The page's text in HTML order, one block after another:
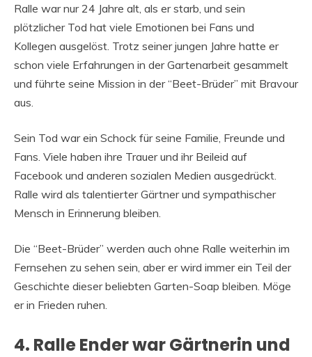
Ralle war nur 24 Jahre alt, als er starb, und sein
plötzlicher Tod hat viele Emotionen bei Fans und
Kollegen ausgelöst. Trotz seiner jungen Jahre hatte er
schon viele Erfahrungen in der Gartenarbeit gesammelt
und führte seine Mission in der “Beet-Brüder” mit Bravour
aus.
Sein Tod war ein Schock für seine Familie, Freunde und
Fans. Viele haben ihre Trauer und ihr Beileid auf
Facebook und anderen sozialen Medien ausgedrückt.
Ralle wird als talentierter Gärtner und sympathischer
Mensch in Erinnerung bleiben.
Die “Beet-Brüder” werden auch ohne Ralle weiterhin im
Fernsehen zu sehen sein, aber er wird immer ein Teil der
Geschichte dieser beliebten Garten-Soap bleiben. Möge
er in Frieden ruhen.
4. Ralle Ender war Gärtnerin und